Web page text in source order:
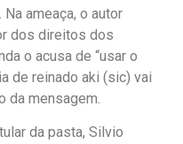
ameaça, o autor
dos direitos dos
o acusa de “usar o
de reinado aki (sic) vai
da mensagem.
da pasta, Silvio